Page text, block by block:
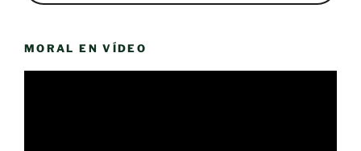
MORAL EN VÍDEO